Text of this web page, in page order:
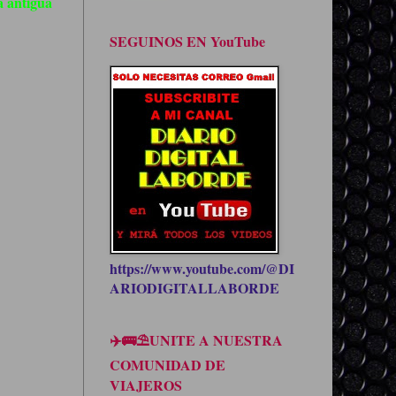
SEGUINOS EN YouTube
https://www.youtube.com/@DI
ARIODIGITALLABORDE
✈️🚌⛱UNITE A NUESTRA
COMUNIDAD DE
VIAJEROS